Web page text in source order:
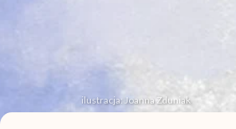
ilustracja: Joanna Zduniak